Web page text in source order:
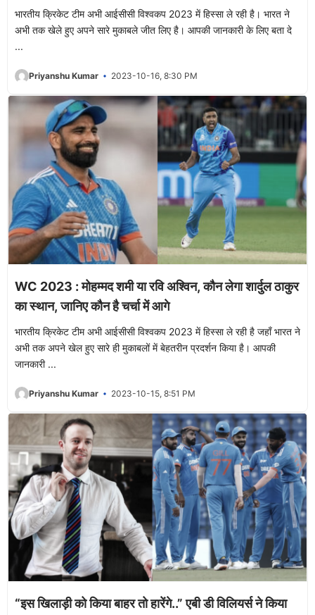
भारतीय क्रिकेट टीम अभी आईसीसी विश्वकप 2023 में हिस्सा ले रही है। भारत ने
अभी तक खेले हुए अपने सारे मुकाबले जीत लिए है। आपकी जानकारी के लिए बता दे
...
Priyanshu Kumar 2023-10-16, 8:30 PM
WC 2023 : मोहम्मद शमी या रवि अश्विन, कौन लेगा शार्दुल ठाकुर
का स्थान, जानिए कौन है चर्चा में आगे
भारतीय क्रिकेट टीम अभी आईसीसी विश्वकप 2023 में हिस्सा ले रही है जहाँ भारत ने
अभी तक अपने खेल हुए सारे ही मुकाबलों में बेहतरीन प्रदर्शन किया है। आपकी
जानकारी ...
Priyanshu Kumar 2023-10-15, 8:51 PM
“इस खिलाड़ी को किया बाहर तो हारेंगे..” एबी डी विलियर्स ने किया